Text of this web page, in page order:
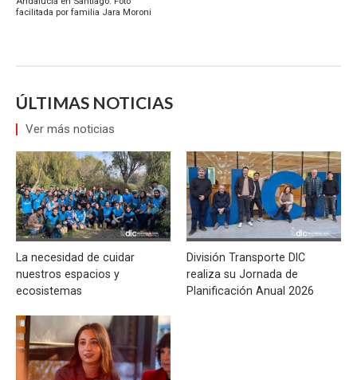
facilitada por familia Jara Moroni
ÚLTIMAS NOTICIAS
Ver más noticias
La necesidad de cuidar
nuestros espacios y
ecosistemas
División Transporte DIC
realiza su Jornada de
Planificación Anual 2026